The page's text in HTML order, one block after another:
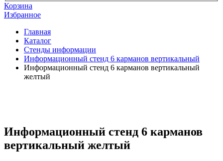
Корзина
Избранное
Главная
Каталог
Стенды информации
Информационный стенд 6 карманов вертикальный
Информационный стенд 6 карманов вертикальный
желтый
Информационный стенд 6 карманов
вертикальный желтый